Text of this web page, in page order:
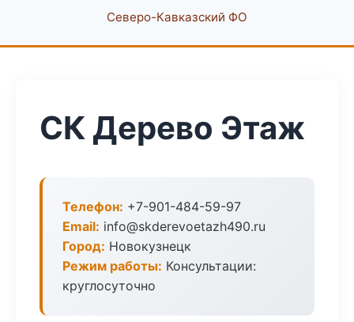
Северо-Кавказский ФО
СК Дерево Этаж
Телефон: +7-901-484-59-97
Email: info@skderevoetazh490.ru
Город: Новокузнецк
Режим работы: Консультации:
круглосуточно